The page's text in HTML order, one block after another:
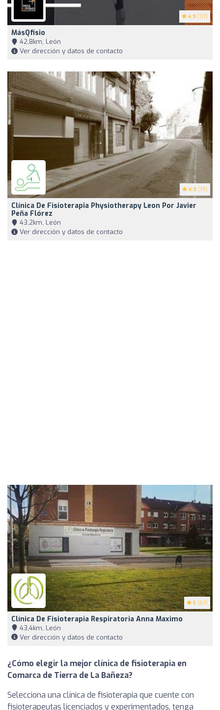
4.9 (117)
MásQfisio
42,8km, León
Ver dirección y datos de contacto
4.9 (79)
Clínica De Fisioterapia Physiotherapy Leon Por Javier
Peña Flórez
43,2km, León
Ver dirección y datos de contacto
5 (63)
Clínica De Fisioterapia Respiratoria Anna Maximo
43,4km, León
Ver dirección y datos de contacto
¿Cómo elegir la mejor clínica de fisioterapia en
Comarca de Tierra de La Bañeza?
Selecciona una clínica de fisioterapia que cuente con
fisioterapeutas licenciados y experimentados, tenga